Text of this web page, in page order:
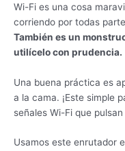
Wi-Fi es una cosa
corriendo por todas
También es un
utilícelo con prudencia.
Una buena práctica es
a la cama. ¡Este simple
señales Wi-Fi que
Usamos este enrutador